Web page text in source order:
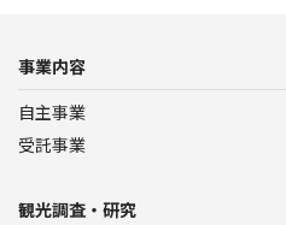
事業内容
自主事業
受託事業
観光調査・研究